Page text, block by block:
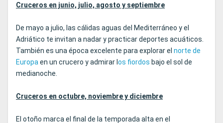
Cruceros en junio, julio, agosto y septiembre
De mayo a julio, las cálidas aguas del Mediterráneo y el
Adriático te invitan a nadar y practicar deportes acuáticos.
También es una época excelente para explorar el norte de
Europa en un crucero y admirar los fiordos bajo el sol de
medianoche.
Cruceros en octubre, noviembre y diciembre
El otoño marca el final de la temporada alta en el